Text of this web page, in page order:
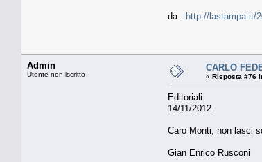
da - http://lastampa.it/
Admin
Utente non iscritto
CARLO
« Risposta #76
Editoriali
14/11/2012
Caro Monti, non lasci
Gian Enrico Rusconi